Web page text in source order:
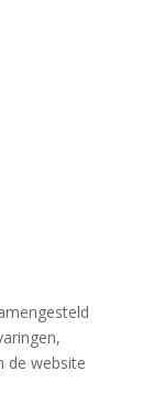
de website